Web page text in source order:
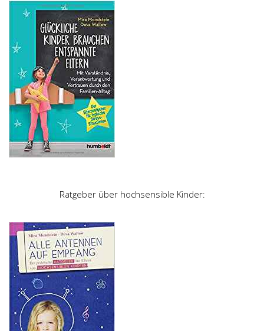
Ratgeber über hochsensible Kinder: